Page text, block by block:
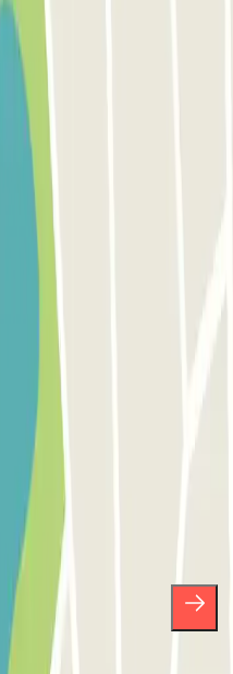
El Prat (BCN)
El Prat
i
sortejos i
de Privacitat per a rebre
Sense cap compromís,
en la mateixa newsletter.